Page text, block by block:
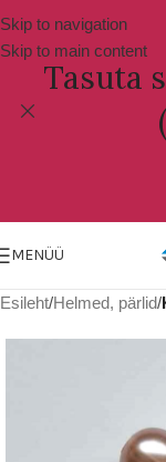
Skip to navigation
Skip to main content
Tasuta
MENÜÜ
Esileht Helmed, pärlid